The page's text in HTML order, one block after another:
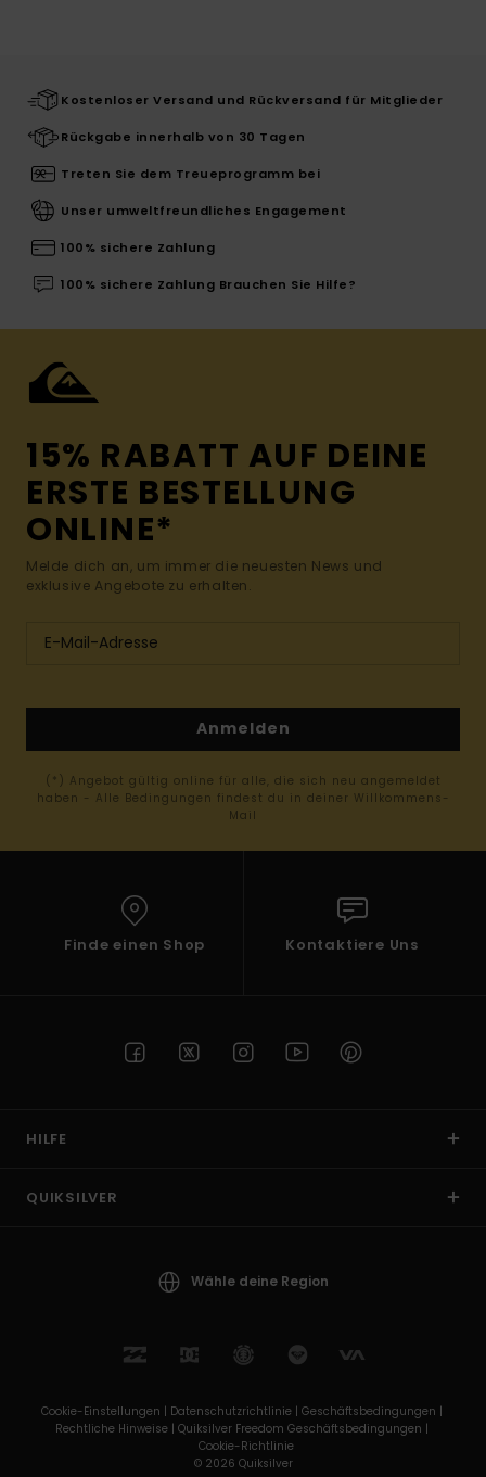
Kostenloser Versand und Rückversand für Mitglieder
Rückgabe innerhalb von 30 Tagen
Treten Sie dem Treueprogramm bei
Unser umweltfreundliches Engagement
100% sichere Zahlung
100% sichere Zahlung Brauchen Sie Hilfe?
15% RABATT AUF DEINE
ERSTE BESTELLUNG
ONLINE*
Melde dich an, um immer die neuesten News und
exklusive Angebote zu erhalten.
Anmelden
(*) Angebot gültig online für alle, die sich neu angemeldet
haben - Alle Bedingungen findest du in deiner Willkommens-
Mail
Finde einen Shop Kontaktiere Uns
HILFE
QUIKSILVER
Wähle deine Region
Cookie-Einstellungen | Datenschutzrichtlinie | Geschäftsbedingungen |
Rechtliche Hinweise | Quiksilver Freedom Geschäftsbedingungen |
Cookie-Richtlinie
© 2026 Quiksilver